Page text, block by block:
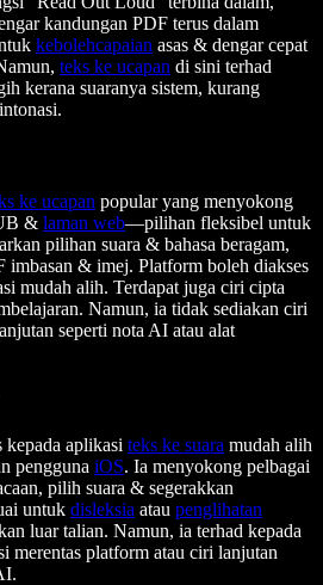
kandungan PDF terus dalam
kebolehcapaian asas & dengar cepat
teks ke ucapan di sini terhad
kerana suaranya sistem, kurang
ke ucapan popular yang menyokong
& laman web—pilihan fleksibel untuk
pilihan suara & bahasa beragam,
imbasan & imej. Platform boleh diakses
mudah alih. Terdapat juga ciri cipta
Namun, ia tidak sediakan ciri
seperti nota AI atau alat
aplikasi teks ke suara mudah alih
pengguna iOS. Ia menyokong pelbagai
pilih suara & segerakkan
untuk disleksia atau penglihatan
luar talian. Namun, ia terhad kepada
merentas platform atau ciri lanjutan